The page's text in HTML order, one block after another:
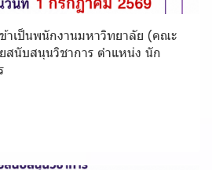
าเป็นพนักงานมหาวิทยาลัย (คณะ
นับสนุนวิชาการ ตำแหน่ง นัก